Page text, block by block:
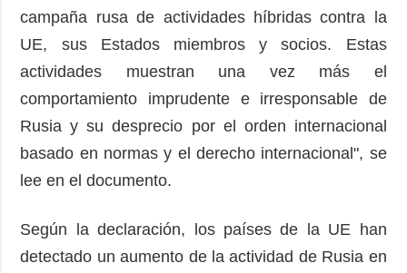
campaña rusa de actividades híbridas contra la
UE, sus Estados miembros y socios. Estas
actividades muestran una vez más el
comportamiento imprudente e irresponsable de
Rusia y su desprecio por el orden internacional
basado en normas y el derecho internacional", se
lee en el documento.
Según la declaración, los países de la UE han
detectado un aumento de la actividad de Rusia en